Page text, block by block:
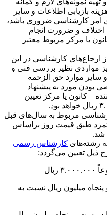
بازیابی اطلاعات و سایر
امر کارشناسی ضروری باشد،
و ضرورت انجام
یا مرکز مربوط معتبر
از ارجاع‌های کارشناسی در این
مواردی نظیر بررسی فنی و
سایر موارد حق الزحمه
بودن مورد به پیشنهاد
– کانون یا مرکز تعیین
کارشناسی مربوط به سال‌های قبل
طبق قیمت روز براساس
شد.
کارشناس رسمی
ذیل تعیین می‌گردد:
پنجاه میلیون ریال نسبت به